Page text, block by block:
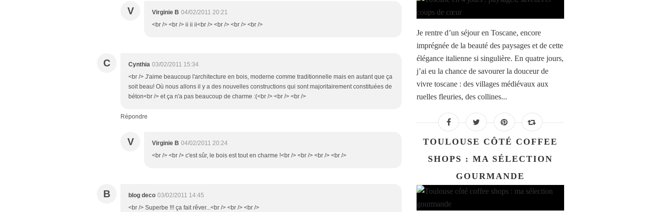
V Virginie B 04/02/2011 20:21
<br /> <br /> ii ii ii<br /> <br /> <br /> <br />
C Cynthia 03/02/2011 15:34
<br /> J'aime beaucoup l'architecture en bois, moderne comme traditionnelle mais en autant que ça
soit beau! Où nous allons il y a des nouvelles constructions qui sont majoritairement constituées de
béton<br /> et ça n'a pas beaucoup de charme :(<br /> <br /> <br />
Répondre
V Virginie B 04/02/2011 20:24
<br /> <br /> c'est sûr, le bois est tout en charme !<br /> <br /> <br /> <br />
B blog deco 03/02/2011 14:45
<br /> Superbe !!! ça fait rêver...<br /> <br /> <br />
Je rentre d’un séjour en Toscane, encore
imprégnée de la beauté des paysages et de cette
élégance italienne si singulière. En quatre jours,
j’ai eu la chance de savourer la douceur de
vivre toscane : des villages médiévaux aux
ruelles fleuries, des collines...
TOULOUSE CÔTÉ COFFEE
SHOPS : MA SÉLECTION
GOURMANDE